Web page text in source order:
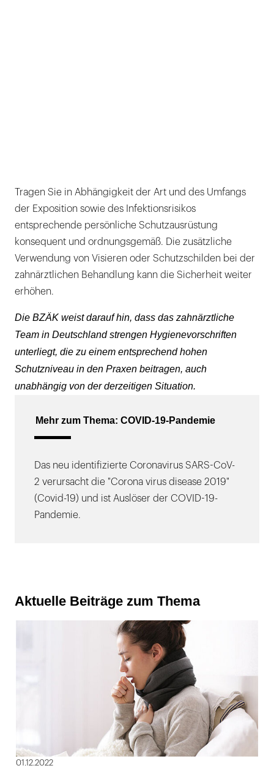
Tragen Sie in Abhängigkeit der Art und des Umfangs
der Exposition sowie des Infektionsrisikos
entsprechende persönliche Schutzausrüstung
konsequent und ordnungsgemäß. Die zusätzliche
Verwendung von Visieren oder Schutzschilden bei der
zahnärztlichen Behandlung kann die Sicherheit weiter
erhöhen.
Die BZÄK weist darauf hin, dass das zahnärztliche
Team in Deutschland strengen Hygienevorschriften
unterliegt, die zu einem entsprechend hohen
Schutzniveau in den Praxen beitragen, auch
unabhängig von der derzeitigen Situation.
Mehr zum Thema: COVID-19-Pandemie
Das neu identifizierte Coronavirus SARS-CoV-
2 verursacht die "Corona virus disease 2019"
(Covid-19) und ist Auslöser der COVID-19-
Pandemie.
Aktuelle Beiträge zum Thema
01.12.2022